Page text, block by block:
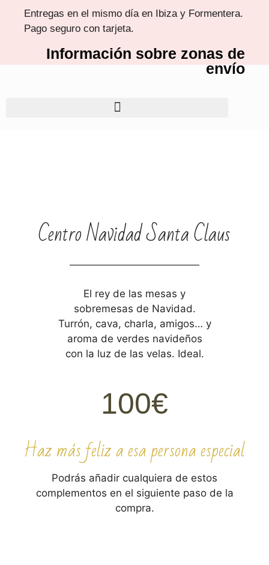
Entregas en el mismo día en Ibiza y Formentera.
Pago seguro con tarjeta.
Información sobre zonas de
envío
Centro Navidad Santa Claus
El rey de las mesas y
sobremesas de Navidad.
Turrón, cava, charla, amigos… y
aroma de verdes navideños
con la luz de las velas. Ideal.
100€
Haz más feliz a esa persona especial
Podrás añadir cualquiera de estos
complementos en el siguiente paso de la
compra.